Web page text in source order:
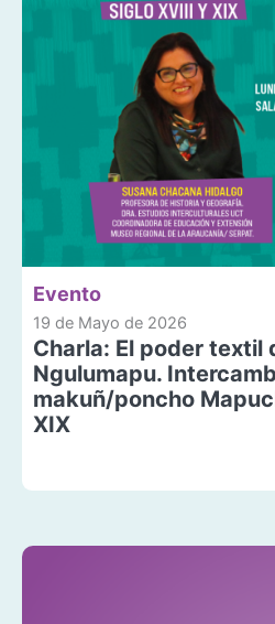
Evento
19 de Mayo de 2026
Charla: El poder textil
Ngulumapu.
makuñ/poncho
XIX